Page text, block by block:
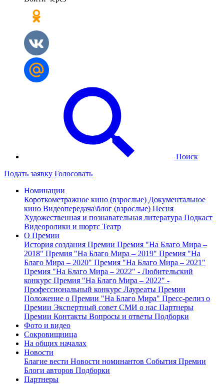
Поиск
Подать заявку Голосовать
Номинации
Короткометражное кино (взрослые) Документальное
кино Видеопередача\блог (взрослые) Песня
Художественная и познавательная литература Подкаст
Видеоролики и шортс Театр
О Премии
История создания Премии Премия "На Благо Мира –
2018" Премия "На Благо Мира – 2019" Премия "На
Благо Мира – 2020" Премия "На Благо Мира – 2021"
Премия "На Благо Мира – 2022" - Любительский
конкурс Премия "На Благо Мира – 2022" -
Профессиональный конкурс Лауреаты Премии
Положение о Премии "На Благо Мира" Пресс-релиз о
Премии Экспертный совет СМИ о нас Партнеры
Премии Контакты Вопросы и ответы Подборки
Фото и видео
Сокровищница
На общих началах
Новости
Благие вести Новости номинантов События Премии
Блоги авторов Подборки
Партнеры